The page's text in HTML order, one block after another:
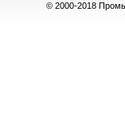
© 2000-2018